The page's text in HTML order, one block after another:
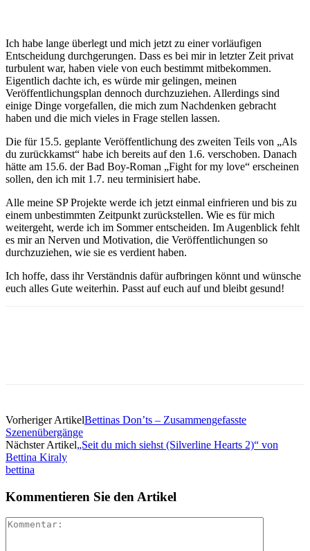
Ich habe lange überlegt und mich jetzt zu einer vorläufigen
Entscheidung durchgerungen. Dass es bei mir in letzter Zeit privat
turbulent war, haben viele von euch bestimmt mitbekommen.
Eigentlich dachte ich, es würde mir gelingen, meinen
Veröffentlichungsplan dennoch durchzuziehen. Allerdings sind
einige Dinge vorgefallen, die mich zum Nachdenken gebracht
haben und die mich vieles in Frage stellen lassen.
Die für 15.5. geplante Veröffentlichung des zweiten Teils von „Als
du zurückkamst“ habe ich bereits auf den 1.6. verschoben. Danach
hätte am 15.6. der Bad Boy-Roman „Fight for my love“ erscheinen
sollen, den ich mit 1.7. neu terminisiert habe.
Alle meine SP Projekte werde ich jetzt einmal einfrieren und bis zu
einem unbestimmten Zeitpunkt zurückstellen. Wie es für mich
weitergeht, werde ich im Sommer entscheiden. Im Augenblick fehlt
es mir an Nerven und Motivation, die Veröffentlichungen so
durchzuziehen, wie sie es verdient haben.
Ich hoffe, dass ihr Verständnis dafür aufbringen könnt und wünsche
euch alles Gute weiterhin. Passt auf euch auf und bleibt gesund!
Vorheriger ArtikelBettinas Don’ts – Zusammengefasste
Szenenübergänge
Nächster Artikel„Seit du mich siehst (Silverline Hearts 2)“ von
Bettina Kiraly
bettina
Kommentieren Sie den Artikel